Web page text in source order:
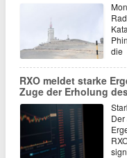
die
RXO meldet starke
Zuge der Erholung